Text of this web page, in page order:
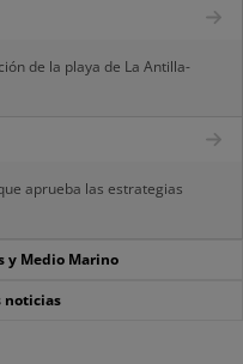
de la playa de La Antilla-
aprueba las estrategias
y Medio Marino
noticias